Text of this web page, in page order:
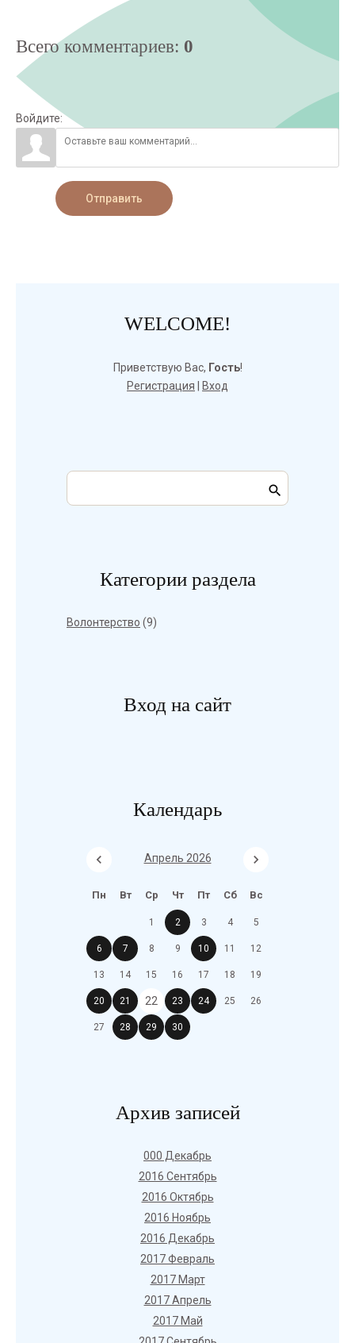
Всего комментариев: 0
Войдите:
Отправить
WELCOME!
Приветствую Вас, Гость!
Регистрация
Вход
Категории раздела
Волонтерство (9)
Вход на сайт
Календарь
Апрель 2026
Пн Вт Ср Чт Пт Сб Вс
1 2 3 4 5
6 7 8 9 10 11 12
13 14 15 16 17 18 19
20 21 22 23 24 25 26
27 28 29 30
Архив записей
000 Декабрь
2016 Сентябрь
2016 Октябрь
2016 Ноябрь
2016 Декабрь
2017 Февраль
2017 Март
2017 Апрель
2017 Май